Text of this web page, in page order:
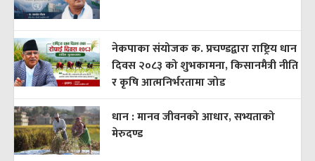
नेकपाका संयोजक क. प्रचण्डद्वारा राष्ट्रिय धान
दिवस २०८३ को शुभकामना, किसानमैत्री नीति
र कृषि आत्मनिर्भरतामा जोड
धान : मानव जीवनको आधार, सभ्यताको
मेरुदण्ड